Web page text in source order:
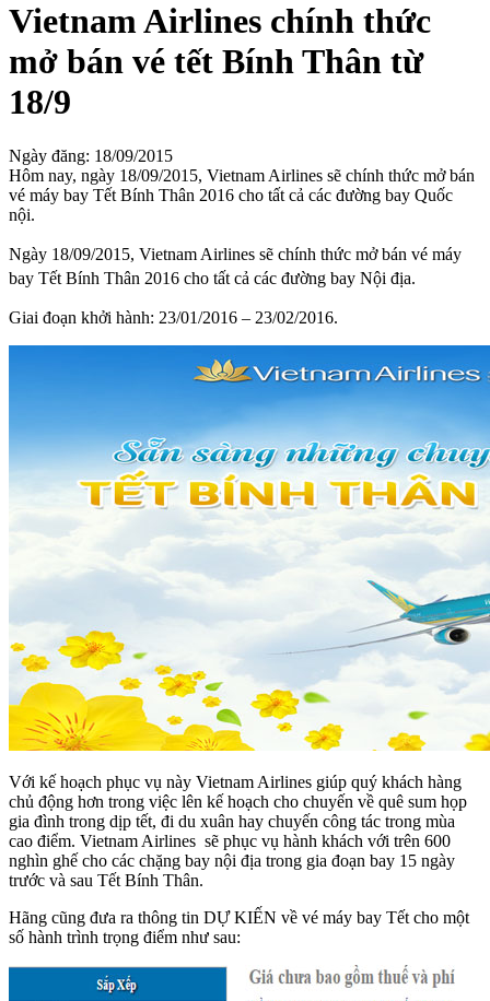
Vietnam Airlines chính thức
mở bán vé tết Bính Thân từ
18/9
Ngày đăng: 18/09/2015
Hôm nay, ngày 18/09/2015, Vietnam Airlines sẽ chính thức mở bán
vé máy bay Tết Bính Thân 2016 cho tất cả các đường bay Quốc
nội.
Ngày 18/09/2015, Vietnam Airlines sẽ chính thức mở bán vé máy
bay Tết Bính Thân 2016 cho tất cả các đường bay Nội địa.
Giai đoạn khởi hành: 23/01/2016 – 23/02/2016.
Với kế hoạch phục vụ này Vietnam Airlines giúp quý khách hàng
chủ động hơn trong việc lên kế hoạch cho chuyến về quê sum họp
gia đình trong dịp tết, đi du xuân hay chuyến công tác trong mùa
cao điểm. Vietnam Airlines sẽ phục vụ hành khách với trên 600
nghìn ghế cho các chặng bay nội địa trong gia đoạn bay 15 ngày
trước và sau Tết Bính Thân.
Hãng cũng đưa ra thông tin DỰ KIẾN về vé máy bay Tết cho một
số hành trình trọng điểm như sau: